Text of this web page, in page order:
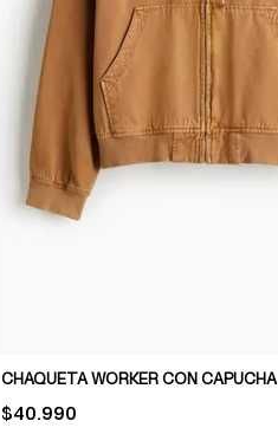
CHAQUETA WORKER CON CAPUCHA
PRICE:
$40.990